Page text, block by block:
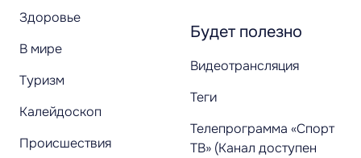
Здоровье
В мире
Туризм
Калейдоскоп
Происшествия
Будет полезно
Видеотрансляция
Теги
Телепрограмма «Спорт
ТВ» (Канал доступен